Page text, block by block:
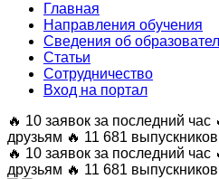
Главная
Направления обучения
Сведения об
Статьи
Сотрудничество
Вход на портал
🔥 10 заявок за последний час
друзьям 🔥 11 681 выпускников
🔥 10 заявок за последний час
друзьям 🔥 11 681 выпускников